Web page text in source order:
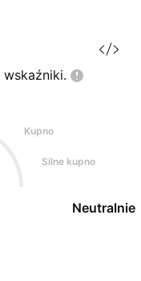
wskaźniki.
Kupno
Silne kupno
Neutralnie